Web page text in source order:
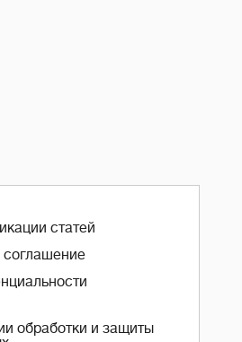
статей
соглашение
обработки и защиты